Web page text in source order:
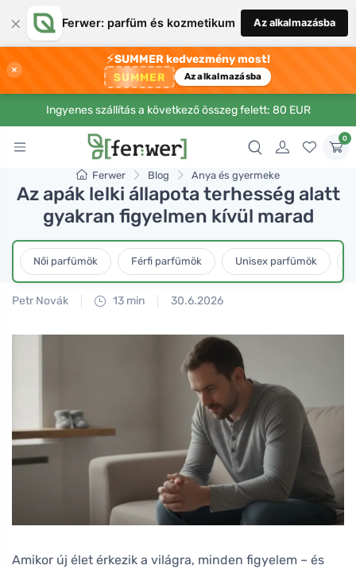
× Ferwer: parfüm és kozmetikum Az alkalmazásba
×
⚡SUMMER kedvezmény most!
SUMMER Az alkalmazásba
Ingyenes szállítás a következő összeg felett: 80 EUR
0
Ferwer Blog Anya és gyermeke
Az apák lelki állapota terhesség alatt
gyakran figyelmen kívül marad
Női parfümök Férfi parfümök Unisex parfümök
Petr Novák 13 min 30.6.2026
Amikor új élet érkezik a világra, minden figyelem – és